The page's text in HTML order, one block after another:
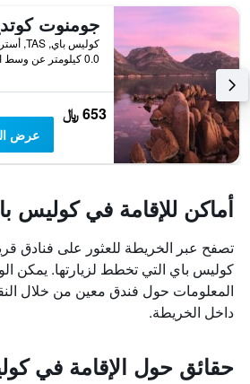
جومنوت
كوليس باي, TAS, أستراليا
0.0 كيلومتر عن وسط المدينة
653 ﷼
عرض
أماكن للإقامة في كوليس
تصفح عبر الخريطة للعثور على فنادق
كوليس باي التي تخطط لزيارتها. يمكن
المعلومات حول فندق معين من خلال
داخل الخريطة.
حقائق حول الإقامة في